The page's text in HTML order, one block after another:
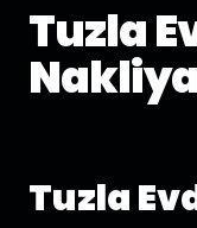
Tuzla
Tuzla